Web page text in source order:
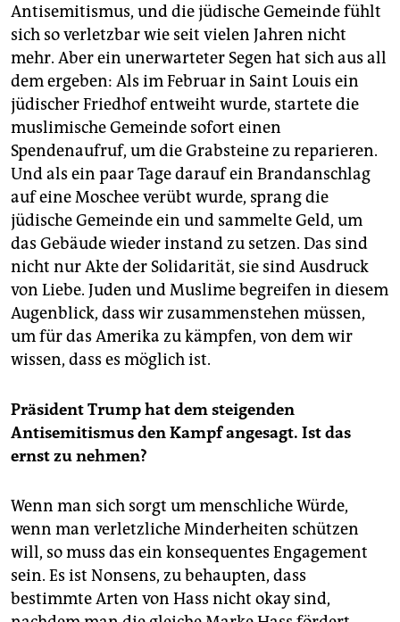
Antisemitismus, und die jüdische Gemeinde fühlt
sich so verletzbar wie seit vielen Jahren nicht
mehr. Aber ein unerwarteter Segen hat sich aus all
dem ergeben: Als im Februar in Saint Louis ein
jüdischer Friedhof entweiht wurde, startete die
muslimische Gemeinde sofort einen
Spendenaufruf, um die Grabsteine zu reparieren.
Und als ein paar Tage darauf ein Brandanschlag
auf eine Moschee verübt wurde, sprang die
jüdische Gemeinde ein und sammelte Geld, um
das Gebäude wieder instand zu setzen. Das sind
nicht nur Akte der Solidarität, sie sind Ausdruck
von Liebe. Juden und Muslime begreifen in diesem
Augenblick, dass wir zusammenstehen müssen,
um für das Amerika zu kämpfen, von dem wir
wissen, dass es möglich ist.
Präsident Trump hat dem steigenden
Antisemitismus den Kampf angesagt. Ist das
ernst zu nehmen?
Wenn man sich sorgt um menschliche Würde,
wenn man verletzliche Minderheiten schützen
will, so muss das ein konsequentes Engagement
sein. Es ist Nonsens, zu behaupten, dass
bestimmte Arten von Hass nicht okay sind,